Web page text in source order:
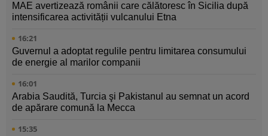
MAE avertizează românii care călătoresc în Sicilia după
intensificarea activității vulcanului Etna
16:21
Guvernul a adoptat regulile pentru limitarea consumului
de energie al marilor companii
16:01
Arabia Saudită, Turcia şi Pakistanul au semnat un acord
de apărare comună la Mecca
15:35